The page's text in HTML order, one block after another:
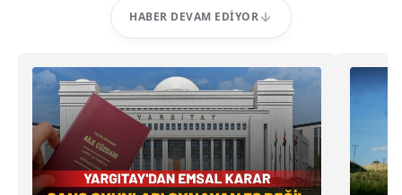
HABER DEVAM EDIYOR